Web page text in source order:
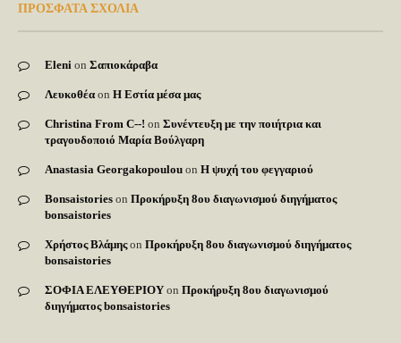
ΠΡΟΣΦΑΤΑ ΣΧΟΛΙΑ
Eleni on Σαπιοκάραβα
Λευκοθέα on Η Εστία μέσα μας
Christina From C--! on Συνέντευξη με την ποιήτρια και
τραγουδοποιό Μαρία Βούλγαρη
Anastasia Georgakopoulou on Η ψυχή του φεγγαριού
Bonsaistories on Προκήρυξη 8ου διαγωνισμού διηγήματος
bonsaistories
Χρήστος Βλάμηςon Προκήρυξη 8ου διαγωνισμού διηγήματος
bonsaistories
ΣΟΦΙΑ ΕΛΕΥΘΕΡΙΟΥ on Προκήρυξη 8ου διαγωνισμού
διηγήματος bonsaistories